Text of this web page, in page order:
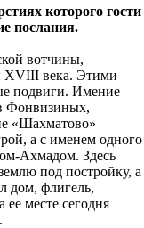
которого гости
послания.
вотчины,
XVIII века. Этими
подвиги. Имение
Фонвизиных,
«Шахматово»
а с именем одного
Ахмадом. Здесь
под постройку, а
дом, флигель,
месте сегодня